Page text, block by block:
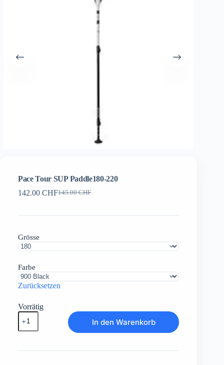
Pace Tour SUP Paddle180-220
145.00CHF
Ursprünglicher
war:
142.00 CHFAktueller
ist:
Grösse
Farbe
Zurücksetzen
Vorrätig
Pace
Tour
SUP
220
In den Warenkorb